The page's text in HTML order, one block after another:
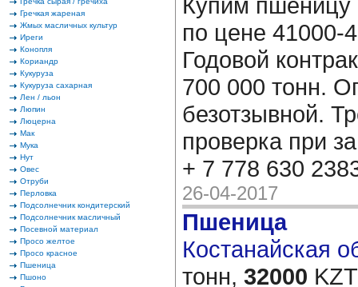
Гречкая жареная
Жмых масличных культур
Иреги
Конопля
Кориандр
Кукуруза
Кукуруза сахарная
Лен / льон
Люпин
Люцерна
Мак
Мука
Нут
Овес
Отруби
Перловка
Подсолнечник кондитерский
Подсолнечник масличный
Посевной материал
Просо желтое
Просо красное
Пшеница
Пшоно
по цене 41000-
Годовой
700 000 тонн.
безотзывной.
проверка при
+ 7 778 630
26-04-2017
Пшеница
Костанайская
тонн, 32000